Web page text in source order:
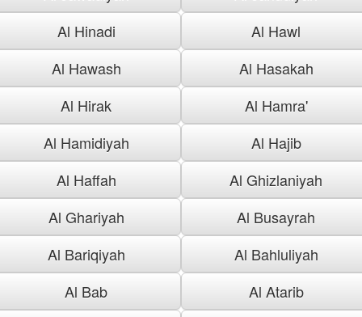
Al Hinadi
Al Hawl
Al Hawash
Al Hasakah
Al Hirak
Al Hamra'
Al Hamidiyah
Al Hajib
Al Haffah
Al Ghizlaniyah
Al Ghariyah
Al Busayrah
Al Bariqiyah
Al Bahluliyah
Al Bab
Al Atarib